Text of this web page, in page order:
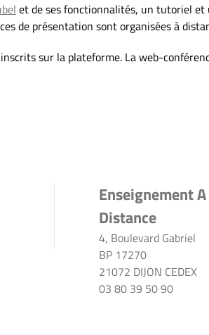
et de ses fonctionnalités, un tutoriel et
de présentation sont organisées à
sur la plateforme. La web-
Enseignement A
Distance
4, Boulevard Gabriel
BP 17270
21072 DIJON CEDEX
03 80 39 50 90